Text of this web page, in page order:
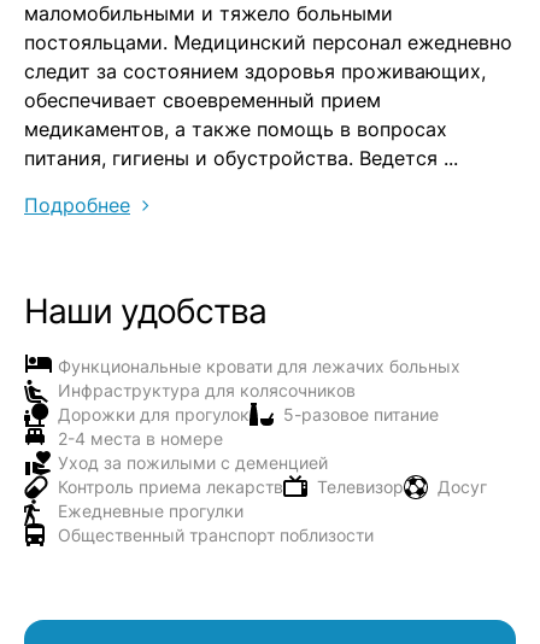
маломобильными и тяжело больными
постояльцами. Медицинский персонал ежедневно
следит за состоянием здоровья проживающих,
обеспечивает своевременный прием
медикаментов, а также помощь в вопросах
питания, гигиены и обустройства. Ведется ...
Подробнее
Наши удобства
Функциональные кровати для лежачих больных
Инфраструктура для колясочников
Дорожки для прогулок
5-разовое питание
2-4 места в номере
Уход за пожилыми с деменцией
Контроль приема лекарств
Телевизор
Досуг
Ежедневные прогулки
Общественный транспорт поблизости